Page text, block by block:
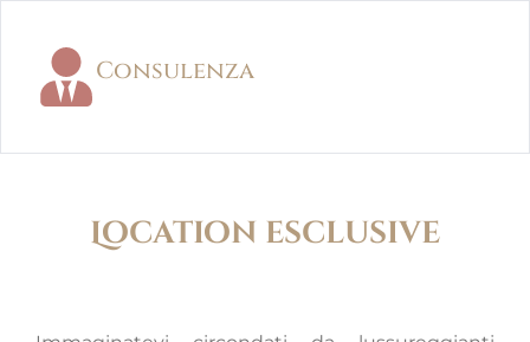
Consulenza
Location esclusive